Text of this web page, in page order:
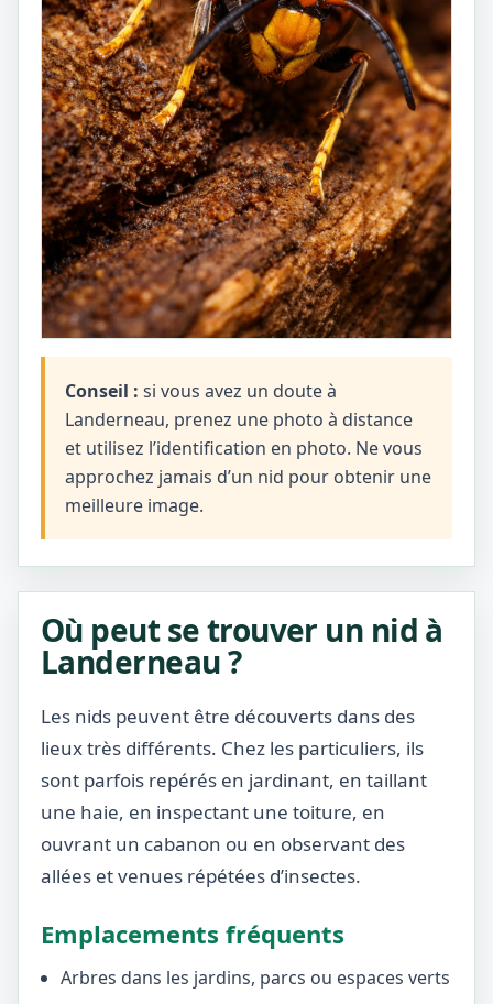
Conseil : si vous avez un doute à
Landerneau, prenez une photo à distance
et utilisez l’identification en photo. Ne vous
approchez jamais d’un nid pour obtenir une
meilleure image.
Où peut se trouver un nid à
Landerneau ?
Les nids peuvent être découverts dans des
lieux très différents. Chez les particuliers, ils
sont parfois repérés en jardinant, en taillant
une haie, en inspectant une toiture, en
ouvrant un cabanon ou en observant des
allées et venues répétées d’insectes.
Emplacements fréquents
Arbres dans les jardins, parcs ou espaces verts